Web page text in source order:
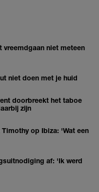
niet meteen
niet doen met je huid
doorbreekt het taboe
zijn
op Ibiza: 'Wat een
af: 'Ik werd